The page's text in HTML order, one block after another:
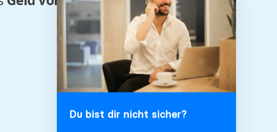
Du bist dir nicht sicher?